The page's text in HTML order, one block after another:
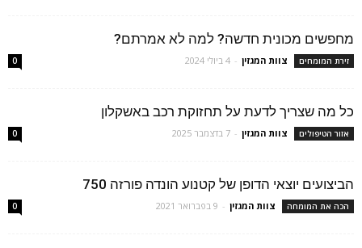
מחפשים מכונית חדשה? למה לא אמרתם?
זירת המומחים צוות המגזין - 4 ביולי 2024 0
כל מה שצריך לדעת על תחזוקת רכב באשקלון
אזור הטיפולים צוות המגזין - 7 בדצמבר 2025 0
הביצועים יוצאי הדופן של קטנוע הונדה פורזה 750
הכה את המומחה צוות המגזין - 9 בפברואר 2021 0